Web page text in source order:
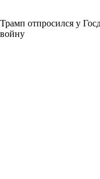
Трамп отпросился у
войну